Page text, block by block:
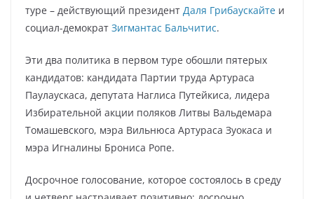
туре – действующий президент Даля Грибаускайте и
социал-демократ Зигмантас Бальчитис.
Эти два политика в первом туре обошли пятерых
кандидатов: кандидата Партии труда Артураса
Паулаускаса, депутата Наглиса Путейкиса, лидера
Избирательной акции поляков Литвы Вальдемара
Томашевского, мэра Вильнюса Артураса Зуокаса и
мэра Игналины Брониса Ропе.
Досрочное голосование, которое состоялось в среду